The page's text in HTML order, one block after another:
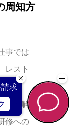
周知方
事では
レスト
るま
を理解
修への